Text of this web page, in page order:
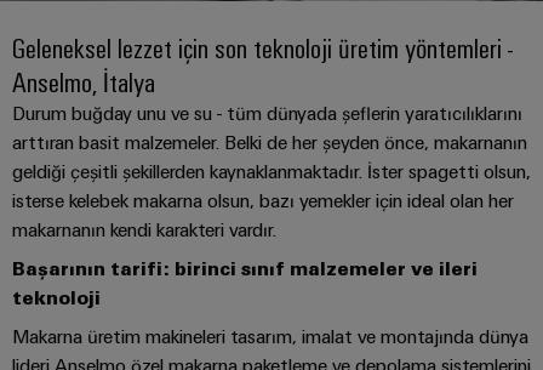
Cihaz
üreticileri
Cihazlar
için
yenilikçi
bağlantı
çözümleri
Demiryolu
iklim
dostu
bağlantısı
DC
mikro
şebekeleri
Endüstriyel
5G
Single
Ethernet
PCB
konnektörler
ve
PCB
klemensler
Endüstriyel
kutu
ve
bileşenleri
Özel
kablo
montajları
Hızlı
Teslimat
Hizmeti
Danışmanlık
ve
Şirket
geçmişi
Sayılarla
Gerçekler
Sürdürülebilirlik
Weidmüller
Kaynakları
Satış
GIT
Webshop
Birlikte
Geleceğe
Haberler
&
Basında
Kariyer
Geleneksel lezzet için son teknoloji üretim yöntemleri -
Anselmo, İtalya
Durum buğday unu ve su - tüm dünyada şeflerin yaratıcılıklarını
arttıran basit malzemeler. Belki de her şeyden önce, makarnanın
geldiği çeşitli şekillerden kaynaklanmaktadır. İster spagetti olsun,
isterse kelebek makarna olsun, bazı yemekler için ideal olan her
makarnanın kendi karakteri vardır.
Başarının tarifi: birinci sınıf malzemeler ve ileri
teknoloji
Makarna üretim makineleri tasarım, imalat ve montajında dünya
lideri Anselmo özel makarna paketleme ve depolama sistemlerini